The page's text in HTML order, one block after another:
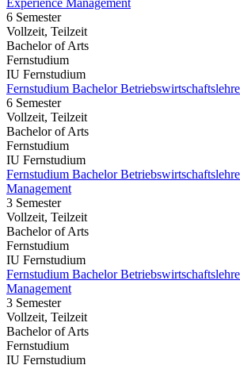
Experience Management
6 Semester
Vollzeit, Teilzeit
Bachelor of Arts
Fernstudium
IU Fernstudium
Fernstudium Bachelor
6 Semester
Vollzeit, Teilzeit
Bachelor of Arts
Fernstudium
IU Fernstudium
Fernstudium Bachelor
Management
3 Semester
Vollzeit, Teilzeit
Bachelor of Arts
Fernstudium
IU Fernstudium
Fernstudium Bachelor
Management
3 Semester
Vollzeit, Teilzeit
Bachelor of Arts
Fernstudium
IU Fernstudium